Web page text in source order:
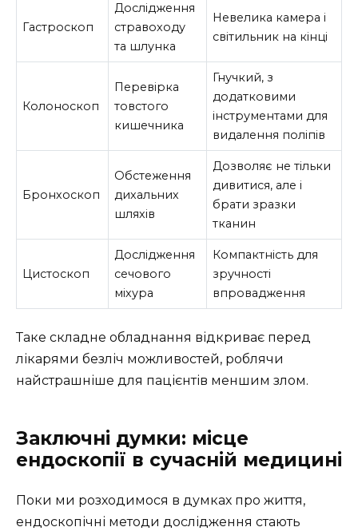
Гастроскоп
Дослідження
стравоходу
та шлунка
Невелика камера і
світильник на кінці
Колоноскоп
Перевірка
товстого
кишечника
Гнучкий, з
додатковими
інструментами для
видалення поліпів
Бронхоскоп
Обстеження
дихальних
шляхів
Дозволяє не тільки
дивитися, але і
брати зразки
тканин
Цистоскоп
Дослідження
сечового
міхура
Компактність для
зручності
впровадження
Таке складне обладнання відкриває перед
лікарями безліч можливостей, роблячи
найстрашніше для пацієнтів меншим злом.
Заключні думки: місце
ендоскопії в сучасній медицині
Поки ми розходимося в думках про життя,
ендоскопічні методи дослідження стають